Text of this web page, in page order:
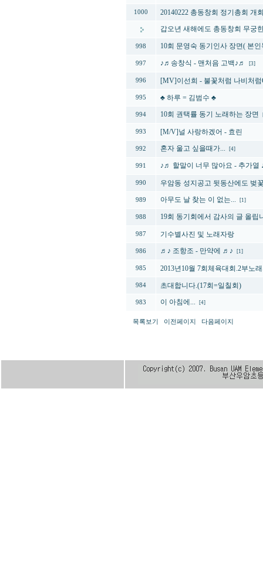
1000
20140222 총동창회 정기총회 개
갑오년 새해에도 총동창회 무궁
998 10회 문영숙 동기인사 장면( 본
997 ♪♬송창식 - 맨처음 고백♪♬ [3]
996 [MV]이선희 - 불꽃처럼 나비처럼
995 ♣ 하루 = 김범수 ♣
994 10회 권택률 동기 노래하는 장면
993 [M/V]널 사랑하겠어 - 효린
992 혼자 울고 싶을때가... [4]
991 ♪♬ 할말이 너무 많아요 - 추가열
990 우암동 성지공고 뒷동산에도 벚
989 아무도 날 찾는 이 없는... [1]
988 19회 동기회에서 감사의 글 올립
987 기수별사진 및 노래자랑
986 ♬♪ 조항조 - 만약에 ♬♪ [1]
985 2013년10월 7회체육대회.2부노
984 초대합니다.(17회=일칠회)
983 이 아침에... [4]
목록보기 이전페이지 다음페이지